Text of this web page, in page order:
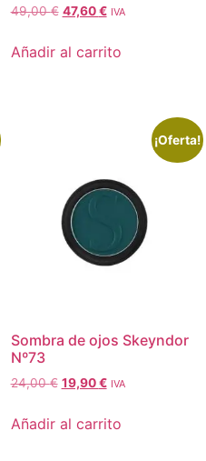
49,00€ 47,60€ IVA
Añadir al carrito
¡Oferta!
Sombra de ojos Skeyndor
Nº73
24,00€ 19,90€ IVA
Añadir al carrito